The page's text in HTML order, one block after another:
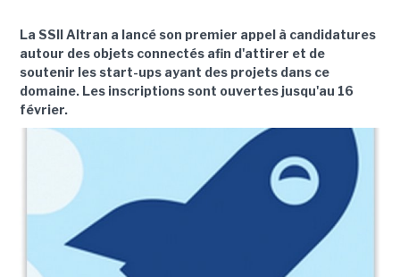
La SSII Altran a lancé son premier appel à candidatures
autour des objets connectés afin d'attirer et de
soutenir les start-ups ayant des projets dans ce
domaine. Les inscriptions sont ouvertes jusqu'au 16
février.